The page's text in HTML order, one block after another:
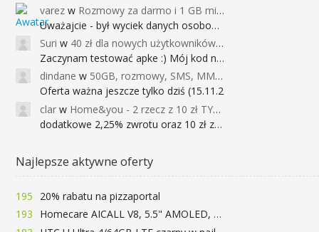
varez w Rozmowy za darmo i 1 GB miesięcznie
Uważajcie - był wyciek danych osobowych
Suri w 40 zł dla nowych użytkowników Google Pay (dawniej Android Pay)
Zaczynam testować apke :) Mój kod na 40
dindane w 50GB, rozmowy, SMS, MMS bez limitu przez 6 miesięcy za darmo za przeniesienie numeru do Play NEXT
Oferta ważna jeszcze tylko dziś (15.11.2
clar w Home&you - 2 rzecz z 10 zł TYLKO DZISIAJ
dodatkowe 2,25% zwrotu oraz 10 zł za r
Najlepsze aktywne oferty
195
20% rabatu na pizzaportal
193
Homecare AICALL V8, 5.5" AMOLED, 4/128GB, Snapdragon 652, LTE, QC3.0, 3400mAh za 416zł